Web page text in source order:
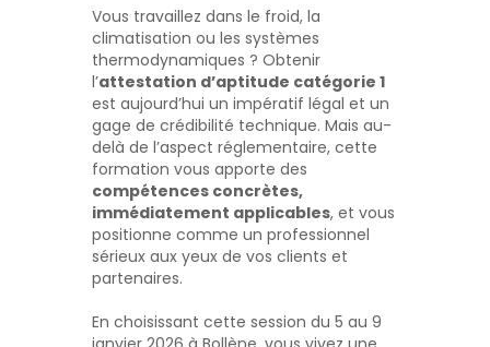
Vous travaillez dans le froid, la
climatisation ou les systèmes
thermodynamiques ? Obtenir
l’attestation d’aptitude catégorie 1
est aujourd’hui un impératif légal et un
gage de crédibilité technique. Mais au-
delà de l’aspect réglementaire, cette
formation vous apporte des
compétences concrètes,
immédiatement applicables, et vous
positionne comme un professionnel
sérieux aux yeux de vos clients et
partenaires.
En choisissant cette session du 5 au 9